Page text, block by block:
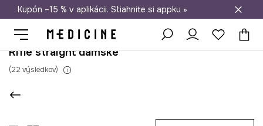
Doprava zadarmo od 50 €
Kupón –15 % v aplikácii. Stiahnite si appku »
Rifle straight dámske
(22 výsledkov)